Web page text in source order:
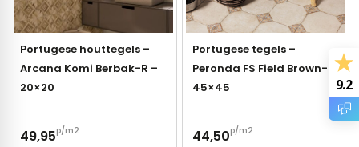
Portugese houttegels –
Arcana Komi Berbak-R –
20×20
49,95p/m2
Portugese tegels –
Peronda FS Field Brown-
45×45
44,50p/m2
9.2